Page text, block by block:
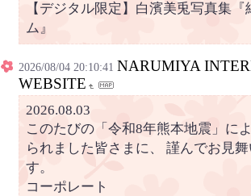
【デジタル限定】白濱美兎写真集
ム』
2026/08/04 20:10:41 NARUMIYA
WEBSITE
2026.08.03
このたびの「令和8年熊本地震」に
られました皆さまに、 謹んでお見
す。
コーポレート